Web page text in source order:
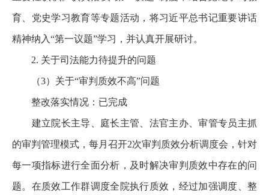
育、党史学习教育等专题活动，将习近平总书记重要讲话
精神纳入“第一议题”学习，并认真开展研讨。
2. 关于司法能力待提升的问题
（3）关于“审判质效不高”问题
整改落实情况：已完成
建立院长主导、庭长主管、法官主办、审管专员主抓
的审判管理模式，每月召开2次审判质效分析调度会，针对
每一项指标进行全面分析，及时解决审判质效中存在的问
题。在质效工作群调度全院执行质效，经过加强调度、整